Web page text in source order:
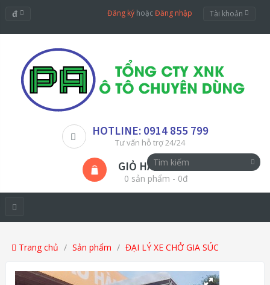
đ Đăng ký hoặcĐăng nhập Tài khoản
HOTLINE: 0914 855 799
Tư vấn hỗ trợ 24/24
GIỎ HÀNG
0 sản phẩm - 0đ
Trang chủ Sản phẩm ĐẠI LÝ XE CHỞ GIA SÚC